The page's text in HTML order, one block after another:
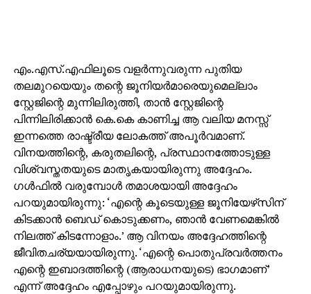
എം.എസ്.എഫിലൂടെ വളര്‍ന്നുവരുന്ന പുതിയ
തലമുറയെയും തന്റെ ജൂനിയര്‍മാരെയുമെല്ലാം
സ്റ്റേജിന്റെ മുന്നിലിരുത്തി, താന്‍ സ്റ്റേജിന്റെ
പിന്നിലിരിക്കാന്‍ കെ.കെ കാണിച്ച ആ വലിയ മനസ്സ്
ഇന്നത്തെ രാഷ്ട്രീയ ലോകത്ത് അപൂര്‍വമാണ്.
വിനയത്തിന്റെ, കരുതലിന്റെ, പ്രസ്ഥാനത്തോടുള്ള
വിശ്വസ്തതയുടെ മാതൃകയായിരുന്നു അദ്ദേഹം.
ഗള്‍ഫില്‍ വരുമ്പോള്‍ തമാശയായി അദ്ദേഹം
പറയുമായിരുന്നു: ‘എന്റെ കൂടെയുള്ള ജൂനിയേഴ്‌സിന്
കിടക്കാന്‍ ബെഡ് കൊടുക്കണം, ഞാന്‍ വേണമെങ്കില്‍
നിലത്ത് കിടന്നോളാം.’ ആ വിനയം അദ്ദേഹത്തിന്റെ
ജീവിതചര്യയായിരുന്നു. ‘എന്റെ പൊതുപ്രവര്‍ത്തനം
എന്റെ ഇബാദത്തിന്റെ (ആരാധനയുടെ) ഭാഗമാണ്’
എന്ന് അദ്ദേഹം എപ്പോഴും പറയുമായിരുന്നു.